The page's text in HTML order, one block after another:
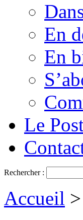
En
En
Le
Rechercher :
Accueil >